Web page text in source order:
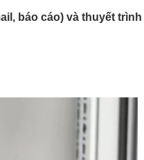
báo cáo) và thuyết trình